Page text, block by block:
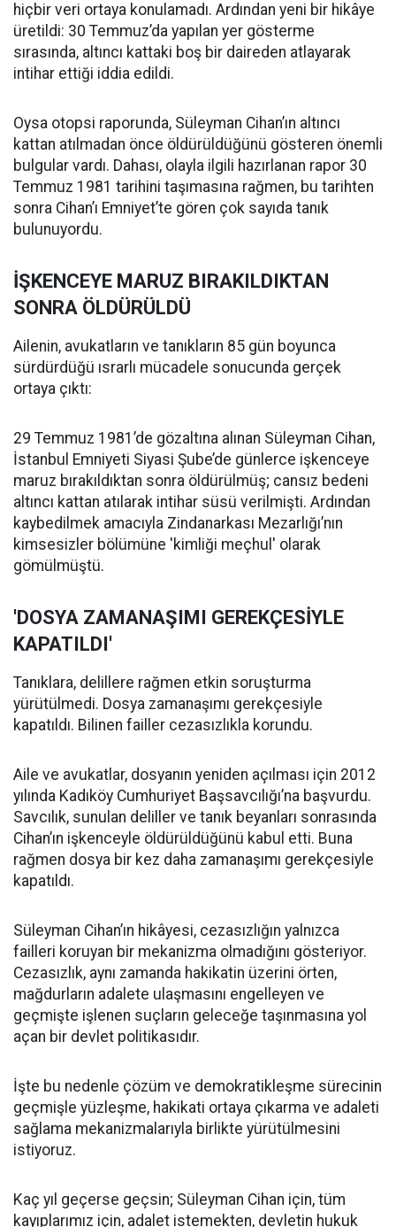
hiçbir veri ortaya konulamadı. Ardından yeni bir hikâye
üretildi: 30 Temmuz’da yapılan yer gösterme
sırasında, altıncı kattaki boş bir daireden atlayarak
intihar ettiği iddia edildi.
Oysa otopsi raporunda, Süleyman Cihan’ın altıncı
kattan atılmadan önce öldürüldüğünü gösteren önemli
bulgular vardı. Dahası, olayla ilgili hazırlanan rapor 30
Temmuz 1981 tarihini taşımasına rağmen, bu tarihten
sonra Cihan’ı Emniyet’te gören çok sayıda tanık
bulunuyordu.
İŞKENCEYE MARUZ BIRAKILDIKTAN
SONRA ÖLDÜRÜLDÜ
Ailenin, avukatların ve tanıkların 85 gün boyunca
sürdürdüğü ısrarlı mücadele sonucunda gerçek
ortaya çıktı:
29 Temmuz 1981’de gözaltına alınan Süleyman Cihan,
İstanbul Emniyeti Siyasi Şube’de günlerce işkenceye
maruz bırakıldıktan sonra öldürülmüş; cansız bedeni
altıncı kattan atılarak intihar süsü verilmişti. Ardından
kaybedilmek amacıyla Zindanarkası Mezarlığı’nın
kimsesizler bölümüne 'kimliği meçhul' olarak
gömülmüştü.
'DOSYA ZAMANAŞIMI GEREKÇESİYLE
KAPATILDI'
Tanıklara, delillere rağmen etkin soruşturma
yürütülmedi. Dosya zamanaşımı gerekçesiyle
kapatıldı. Bilinen failler cezasızlıkla korundu.
Aile ve avukatlar, dosyanın yeniden açılması için 2012
yılında Kadıköy Cumhuriyet Başsavcılığı’na başvurdu.
Savcılık, sunulan deliller ve tanık beyanları sonrasında
Cihan’ın işkenceyle öldürüldüğünü kabul etti. Buna
rağmen dosya bir kez daha zamanaşımı gerekçesiyle
kapatıldı.
Süleyman Cihan’ın hikâyesi, cezasızlığın yalnızca
failleri koruyan bir mekanizma olmadığını gösteriyor.
Cezasızlık, aynı zamanda hakikatin üzerini örten,
mağdurların adalete ulaşmasını engelleyen ve
geçmişte işlenen suçların geleceğe taşınmasına yol
açan bir devlet politikasıdır.
İşte bu nedenle çözüm ve demokratikleşme sürecinin
geçmişle yüzleşme, hakikati ortaya çıkarma ve adaleti
sağlama mekanizmalarıyla birlikte yürütülmesini
istiyoruz.
Kaç yıl geçerse geçsin; Süleyman Cihan için, tüm
kayıplarımız için, adalet istemekten, devletin hukuk